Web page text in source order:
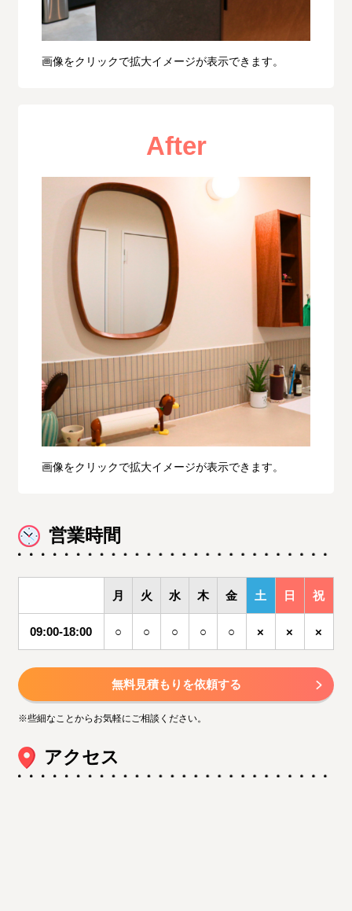
画像をクリックで拡大イメージが表示できます。
After
画像をクリックで拡大イメージが表示できます。
営業時間
月 火 水 木 金 土 日 祝
09:00-18:00 ○ ○ ○ ○ ○ × × ×
無料見積もりを依頼する
※些細なことからお気軽にご相談ください。
アクセス